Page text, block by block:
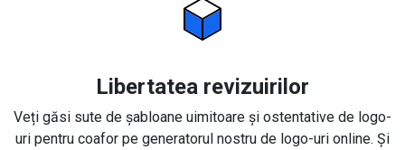
Libertatea revizuirilor
Veți găsi sute de șabloane uimitoare și ostentative de logo-
uri pentru coafor pe generatorul nostru de logo-uri online. Și